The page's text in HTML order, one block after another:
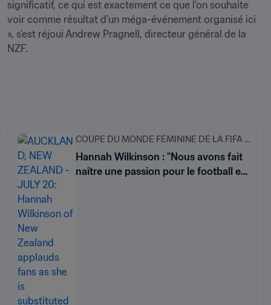
significatif, ce qui est exactement ce que l'on souhaite
voir comme résultat d'un méga-événement organisé ici
», s'est réjoui Andrew Pragnell, directeur général de la
NZF.
COUPE DU MONDE FÉMININE DE LA FIFA 2023
Hannah Wilkinson : "Nous avons fait
naître une passion pour le football en